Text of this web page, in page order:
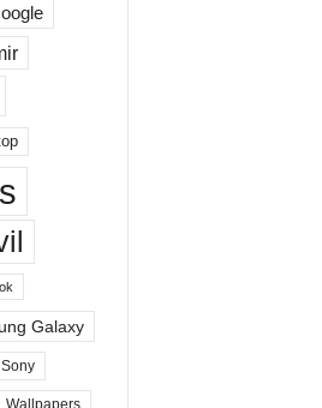
Galaxy
Sony
Wallpapers